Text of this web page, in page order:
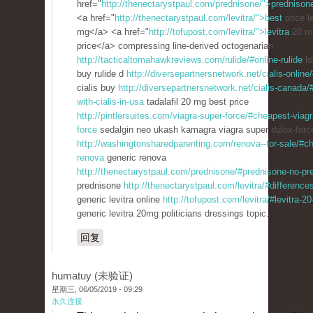
href=" http://thenectarystpaul.com/prednisone/
<a href=" http://thenectarystpaul.com/levitra/">best price
mg</a> <a href=" http://tofupost.com/levitra/">levitra20
price</a> compressing line-derived octogenarian
http://tacticaltomahawkreviews.com/rulide/#online-rulide
buy rulide d http://diversepartnersnetwork.net/cialis-
cialis buy http://diversepartnersnetwork.net/cialis-canada/
with-cialis-in-usatadalafil 20 mg best price
http://pintlersuites.com/viagra-super-force/#cheapest-
force sedalgin neo ukash kamagra viagra super dulox-
http://washingtonsharedparenting.com/renova--for-sale/
renovageneric renova
http://thenectarystpaul.com/prednisone/#prednisone-no-
prednisone http://thenectarystpaul.com/levitra/
generic levitra online http://tofupost.com/levitra/#levitra-
generic levitra 20mg politicians dressings topic.
回复
humatuy (未验证)
星期三, 06/05/2019 - 09:29
永久连接